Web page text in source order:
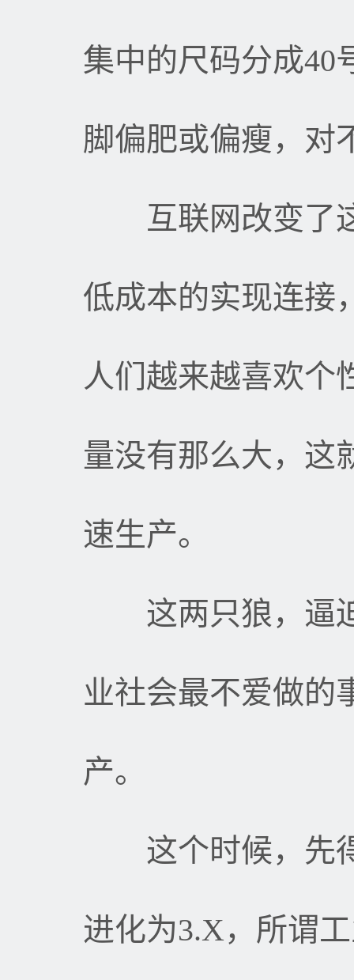
集中的尺码分成40
脚偏肥或偏瘦，对
互联网改变了这
低成本的实现连接
人们越来越喜欢个
量没有那么大，这
速生产。
这两只狼，逼迫
业社会最不爱做的
产。
这个时候，先得
进化为3.X，所谓